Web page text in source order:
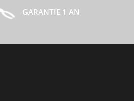
GARANTIE 1 AN